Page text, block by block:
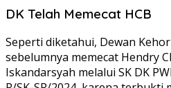
DK Telah Memecat HCB
Seperti diketahui, Dewan
sebelumnya memecat Hendry
Iskandarsyah melalui SK DK